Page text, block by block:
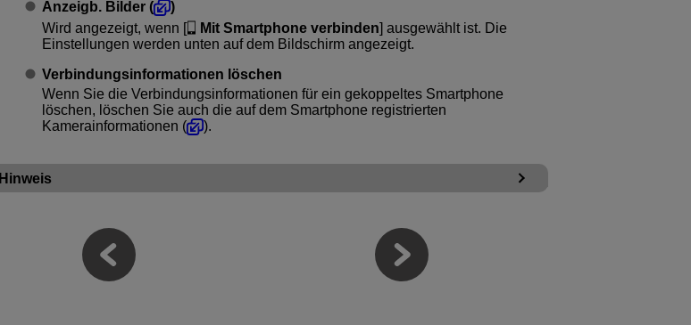
Anzeigb. Bilder(
)
Wird angezeigt, wenn [
Mit Smartphone verbinden ] ausgewählt ist. Die
Einstellungen werden unten auf dem Bildschirm angezeigt.
Verbindungsinformationen löschen
Wenn Sie die Verbindungsinformationen für ein gekoppeltes Smartphone
löschen, löschen Sie auch die auf dem Smartphone registrierten
Kamerainformationen (
).
Hinweis